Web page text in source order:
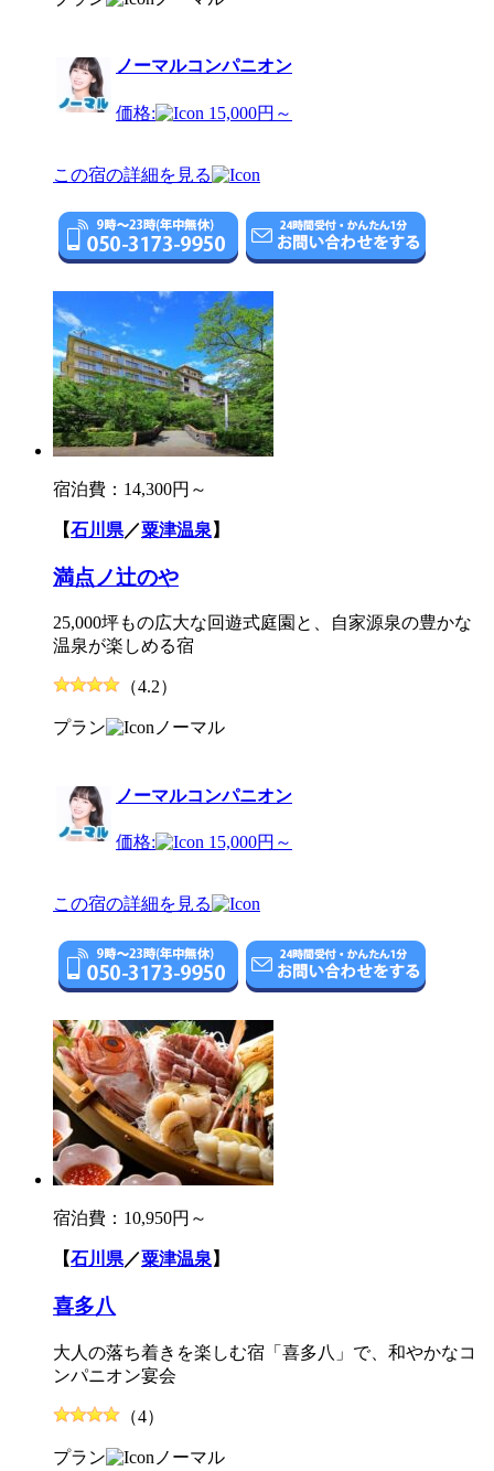
ノーマルコンパニオン
価格: 15,000円～
この宿の詳細を見る
宿泊費： 14,300円～
【石川県／粟津温泉 】
満点ノ辻のや
25,000坪もの広大な回遊式庭園と、自家源泉の豊かな
温泉が楽しめる宿
（4.2）
プラン ノーマル
ノーマルコンパニオン
価格: 15,000円～
この宿の詳細を見る
宿泊費： 10,950円～
【石川県／粟津温泉】
喜多八
大人の落ち着きを楽しむ宿「喜多八」で、和やかなコ
ンパニオン宴会
（4）
プラン ノーマル